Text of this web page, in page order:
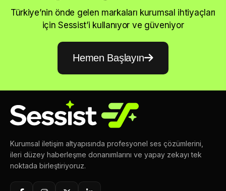
Türkiye’nin önde gelen markaları kurumsal ihtiyaçları
için Sessist’i kullanıyor ve güveniyor
Hemen Başlayın
Kurumsal iletişim altyapısında profesyonel ses çözümlerini,
ileri düzey haberleşme donanımlarını ve yapay zekayı tek
noktada birleştiriyoruz.